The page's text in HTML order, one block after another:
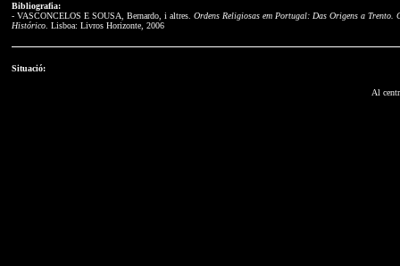
Bibliografia:
- VASCONCELOS E SOUSA, Bernardo, i altres. Ordens Religiosas em Portugal: Das Origens a Trento.
Histórico . Lisboa: Livros Horizonte, 2006
Situació:
Al